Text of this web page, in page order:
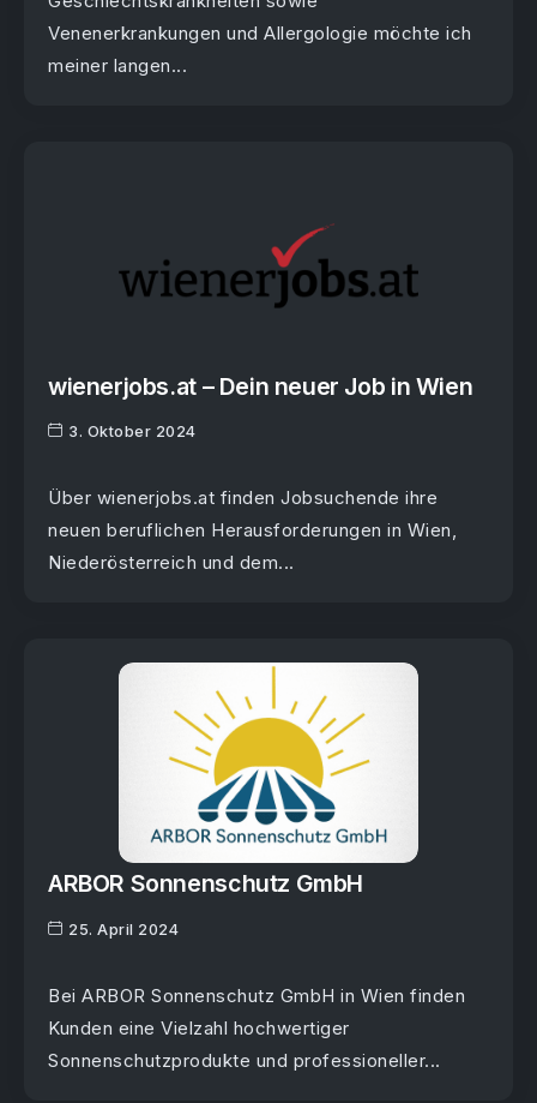
Venenerkrankungen und Allergologie möchte ich
meiner langen...
wienerjobs.at – Dein neuer Job in Wien
3. Oktober 2024
Über wienerjobs.at finden Jobsuchende ihre
neuen beruflichen Herausforderungen in Wien,
Niederösterreich und dem...
ARBOR Sonnenschutz GmbH
25. April 2024
Bei ARBOR Sonnenschutz GmbH in Wien finden
Kunden eine Vielzahl hochwertiger
Sonnenschutzprodukte und professioneller...